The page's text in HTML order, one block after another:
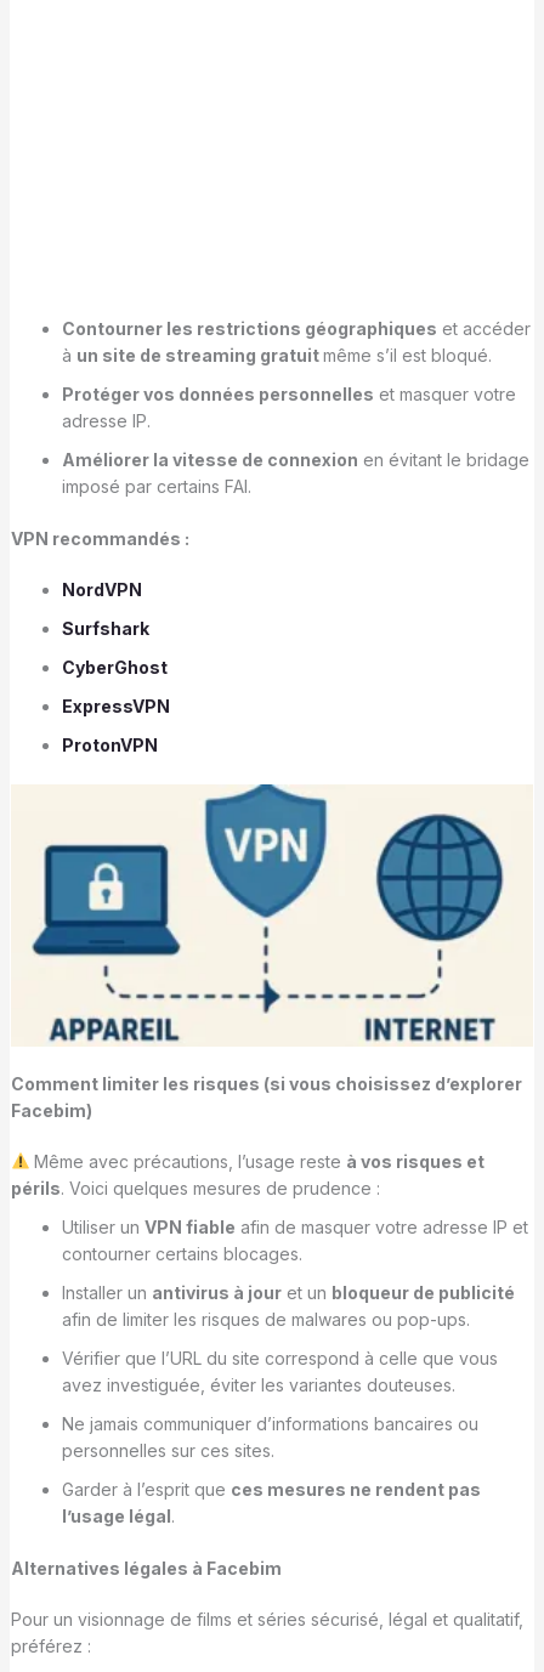
Contourner les restrictions géographiques et accéder
à un site de streaming gratuitmême s’il est bloqué.
Protéger vos données personnelles et masquer votre
adresse IP.
Améliorer la vitesse de connexion en évitant le bridage
imposé par certains FAI.
VPN recommandés :
NordVPN
Surfshark
CyberGhost
ExpressVPN
ProtonVPN
Comment limiter les risques (si vous choisissez d’explorer
Facebim)
Même avec précautions, l’usage reste à vos risques et
périls. Voici quelques mesures de prudence :
Utiliser un VPN fiable afin de masquer votre adresse IP et
contourner certains blocages.
Installer un antivirus à jouret un bloqueur de publicité
afin de limiter les risques de malwares ou pop-ups.
Vérifier que l’URL du site correspond à celle que vous
avez investiguée, éviter les variantes douteuses.
Ne jamais communiquer d’informations bancaires ou
personnelles sur ces sites.
Garder à l’esprit que ces mesures ne rendent pas
l’usage légal.
Alternatives légales à Facebim
Pour un visionnage de films et séries sécurisé, légal et qualitatif,
préférez :